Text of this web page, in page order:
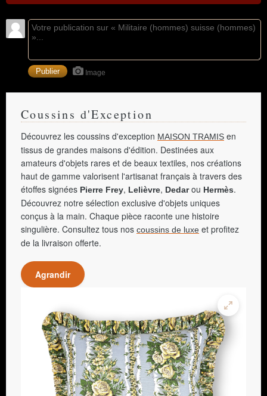
Image
Coussins d'Exception
Découvrez les coussins d'exception MAISON TRAMIS en
tissus de grandes maisons d'édition. Destinées aux
amateurs d'objets rares et de beaux textiles, nos créations
haut de gamme valorisent l'artisanat français à travers des
étoffes signées Pierre Frey, Lelièvre, Dedarou Hermès.
Découvrez notre sélection exclusive d'objets uniques
conçus à la main. Chaque pièce raconte une histoire
singulière. Consultez tous nos coussins de luxe et profitez
de la livraison offerte.
Agrandir